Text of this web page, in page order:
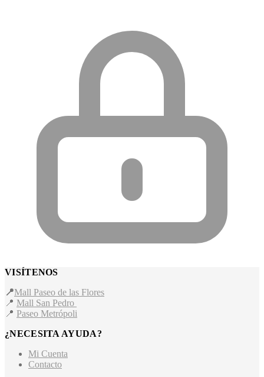
VISÍTENOS
📍Mall Paseo de las Flores
📍 Mall San Pedro
📍 Paseo Metrópoli
¿NECESITA AYUDA?
Mi Cuenta
Contacto